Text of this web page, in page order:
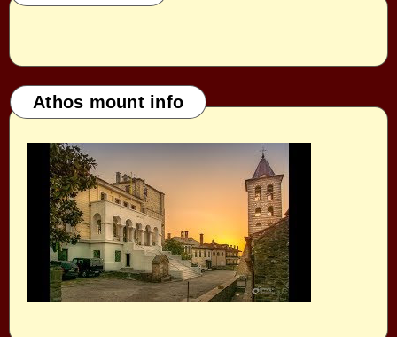
Athos mount info